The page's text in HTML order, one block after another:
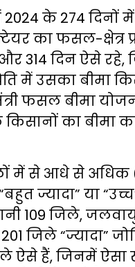
के 274 दिनों
का फसल-क्षेत्र
314 दिन ऐसे रहे,
में उसका बीमा
फसल बीमा
का बीमा
में से आधे से अधिक
ज्यादा” या
109 जिले,
जिले “ज्यादा”
ऐसे हैं, जिनमें ऐसा